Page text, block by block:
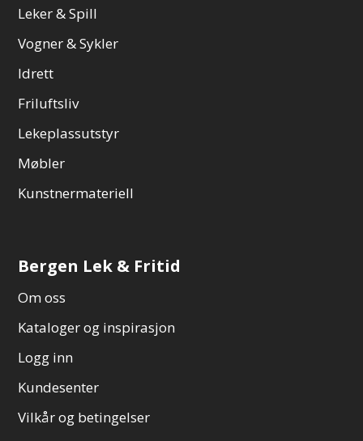
Leker & Spill
Vogner & Sykler
Idrett
Friluftsliv
Lekeplassutstyr
Møbler
Kunstnermateriell
Bergen Lek & Fritid
Om oss
Kataloger og inspirasjon
Logg inn
Kundesenter
Vilkår og betingelser